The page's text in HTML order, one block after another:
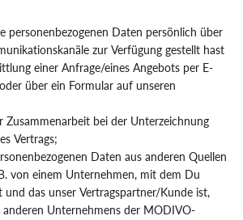
personenbezogenen Daten persönlich über
zur Verfügung gestellt hast
einer Anfrage/eines Angebots per E-
über ein Formular auf unseren
Zusammenarbeit bei der Unterzeichnung
Vertrags;
Daten aus anderen Quellen
von einem Unternehmen, mit dem Du
und das unser Vertragspartner/Kunde ist,
anderen Unternehmens der MODIVO-